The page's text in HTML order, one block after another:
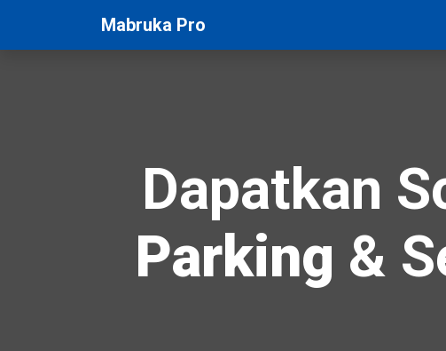
Mabruka Pro
Dapatkan
Parking &